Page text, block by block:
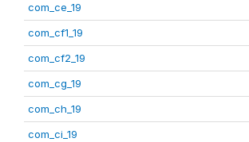
com_ce_19
com_cf1_19
com_cf2_19
com_cg_19
com_ch_19
com_ci_19